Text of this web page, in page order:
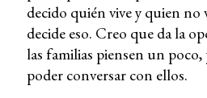
decido quién vive y quien no
decide eso. Creo que da la
las familias piensen un poco,
poder conversar con ellos.